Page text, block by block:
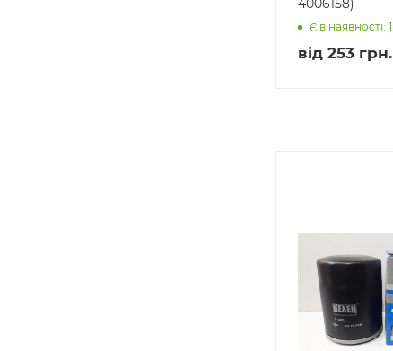
Є в наявності: 1
від 253 грн.